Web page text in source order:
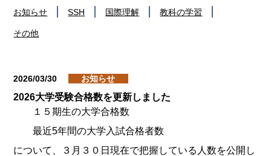
お知らせ SSH 国際理解 教科の学習
その他
2026/03/30 お知らせ
2026大学受験合格数を更新しました
１５期生の大学合格数
最近5年間の大学入試合格者数
について、３月３０日現在で把握している人数を公開し